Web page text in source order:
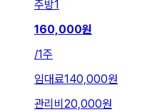
주방1
160,000원
/1주
임대료140,000원
관리비 20,000원